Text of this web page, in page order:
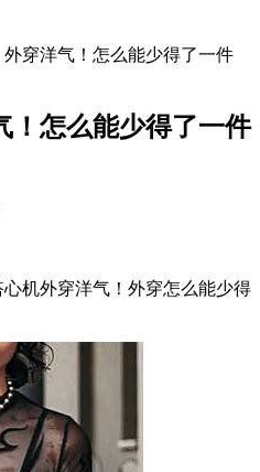
外穿洋气！怎么能少得了一件
！怎么能少得了一件
机外穿洋气！外穿怎么能少得